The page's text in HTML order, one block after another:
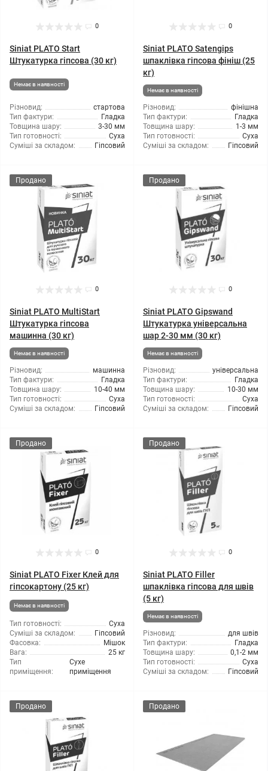
0
Siniat PLATO Start
Штукатурка гіпсова (30 кг)
Немає в наявності
Різновид:
стартова
Тип фактури:
Гладка
Товщина шару:
3-30 мм
Тип готовності:
Суха
Суміші за складом:
Гіпсовий
0
Siniat PLATO Satengips
шпаклівка гіпсова фініш (25
кг)
Немає в наявності
Різновид:
фінішна
Тип фактури:
Гладка
Товщина шару:
1-3 мм
Тип готовності:
Суха
Суміші за складом:
Гіпсовий
Продано
0
Siniat PLATO MultiStart
Штукатурка гіпсова
машинна (30 кг)
Немає в наявності
Різновид:
машинна
Тип фактури:
Гладка
Товщина шару:
10-40 мм
Тип готовності:
Суха
Суміші за складом:
Гіпсовий
Продано
0
Siniat PLATO Gipswand
Штукатурка універсальна
шар 2-30 мм (30 кг)
Немає в наявності
Різновид:
універсальна
Тип фактури:
Гладка
Товщина шару:
10-30 мм
Тип готовності:
Суха
Суміші за складом:
Гіпсовий
Продано
0
Siniat PLATO Fixer Клей для
гіпсокартону (25 кг)
Немає в наявності
Тип готовності:
Суха
Суміші за складом:
Гіпсовий
Фасовка:
Мішок
Вага:
25 кг
Тип
приміщення:
Сухе
приміщення
Продано
0
Siniat PLATO Filler
шпаклівка гіпсова для швів
(5 кг)
Немає в наявності
Різновид:
для швів
Тип фактури:
Гладка
Товщина шару:
0,1-2 мм
Тип готовності:
Суха
Суміші за складом:
Гіпсовий
Продано Продано